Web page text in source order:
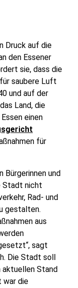
Druck auf die
den Essener
sie, dass die
saubere Luft
und auf der
Land, die
einen
für
Bürgerinnen und
Stadt nicht
Rad- und
gestalten.
aus
sagt
Die Stadt soll
aktuellen Stand
war die